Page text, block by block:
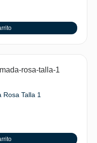
Talla 1